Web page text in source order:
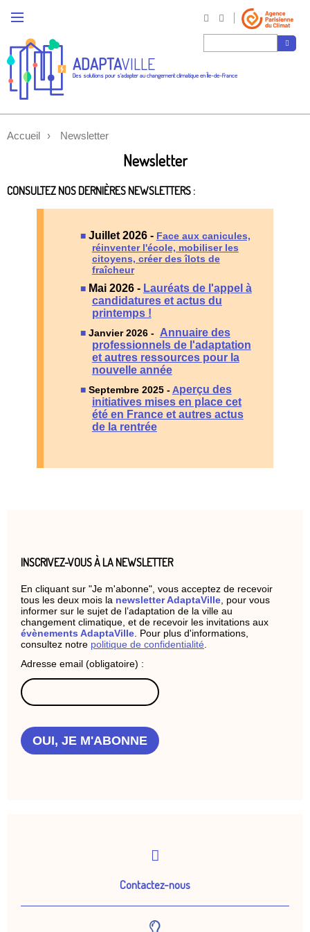
ADAPTAVILLE
Des solutions pour s'adapter au changement climatique en Île-de-France
Accueil Newsletter
Newsletter
CONSULTEZ NOS DERNIÈRES NEWSLETTERS :
Juillet 2026 - Face aux canicules,
réinventer l'école, mobiliser les
citoyens, créer des îlots de
fraîcheur​
Mai 2026 - Lauréats de l'appel à
candidatures et actus du
printemps !
Janvier 2026 - Annuaire des
professionnels de l'adaptation
et autres ressources pour la
nouvelle année
Septembre 2025 -Aperçu des
initiatives mises en place cet
été en France et autres actus
de la rentrée
INSCRIVEZ-VOUS À LA NEWSLETTER
En cliquant sur "Je m'abonne", vous acceptez de recevoir
tous les deux mois la newsletter AdaptaVille , pour vous
informer sur le sujet de l’adaptation de la ville au
changement climatique, et de recevoir les invitations aux
évènements AdaptaVille . Pour plus d'informations,
consultez notre politique de confidentialité
Adresse email (obligatoire) :
OUI, JE M'ABONNE
Contactez-nous